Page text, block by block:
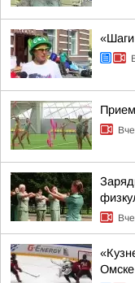
Омске